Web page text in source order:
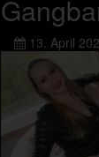
13. April